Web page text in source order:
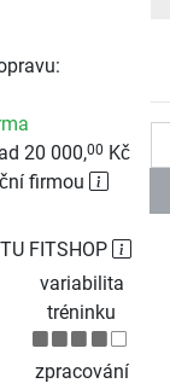
20 000,00 Kč
firmou
FITSHOP
variabilita
tréninku
zpracování